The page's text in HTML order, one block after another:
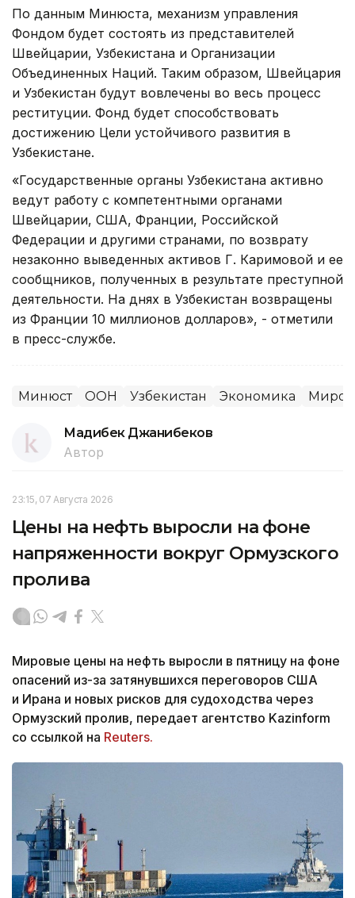
По данным Минюста, механизм управления
Фондом будет состоять из представителей
Швейцарии, Узбекистана и Организации
Объединенных Наций. Таким образом, Швейцария
и Узбекистан будут вовлечены во весь процесс
реституции. Фонд будет способствовать
достижению Цели устойчивого развития в
Узбекистане.
«Государственные органы Узбекистана активно
ведут работу с компетентными органами
Швейцарии, США, Франции, Российской
Федерации и другими странами, по возврату
незаконно выведенных активов Г. Каримовой и ее
сообщников, полученных в результате преступной
деятельности. На днях в Узбекистан возвращены
из Франции 10 миллионов долларов», - отметили
в пресс-службе.
Минюст ООН Узбекистан Экономика
Мадибек Джанибеков
Автор
23:15, 07 Августа 2026
Цены на нефть выросли на фоне
напряженности вокруг Ормузского
пролива
Мировые цены на нефть выросли в пятницу на фоне
опасений из-за затянувшихся переговоров США
и Ирана и новых рисков для судоходства через
Ормузский пролив, передает агентство Kazinform
со ссылкой на Reuters.